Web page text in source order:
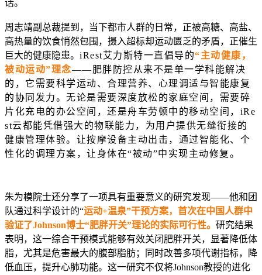
话。
周志靖副总裁提到，当下都市人群的日常，正被高糖、高盐、
高热量的饮食悄然包围，摄入超标却运动匮乏的矛盾，正催生
巨大的健康隐患。 iRest艾力斯特一直倡导的“主动健康，
被动运动”理念——肥胖防控从来不是单一学科能解决
的，它需要科学运动、合理营养、心理调适与智能康复
的协同发力。无论是需要深度放松的家庭空间，需要碎
片化充电的办公空间，还是舟车劳顿中的移动空间， iRe
st云都能凭借强大的物联能力，为用户提供无缝衔接的
健康管理体验。让按摩设备主动出击，通过智能化、个
性化的调理方案，让身体在“被动”中实现主动修复。
朱为模院士还分享了一项具有重要意义的研究发现——他和团
队通过科学设计的“运动+温泉”干预方案，首次在中国人群中
验证了Johnson博士“肥胖开关”理论的实际可行性。 研究结果
表明，这一综合干预模式能够有效关闭肥胖开关，显著降低体
脂，尤其是危害最大的腹部脂肪；同时改善多项代谢指标，降
低血压，提升心肺功能。这一研究不仅将Johnson教授的进化